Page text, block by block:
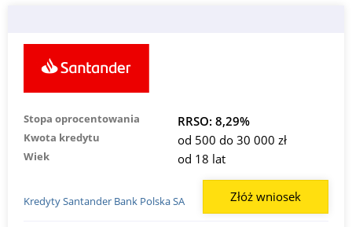
Stopa oprocentowania RRSO: 8,29%
Kwota kredytu od 500 do 30 000 zł
Wiek od 18 lat
Kredyty Santander Bank Polska SA Złóż wniosek